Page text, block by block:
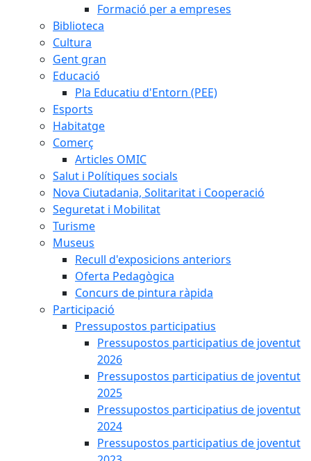
Formació per a empreses
Biblioteca
Cultura
Gent gran
Educació
Pla Educatiu d'Entorn (PEE)
Esports
Habitatge
Comerç
Articles OMIC
Salut i Polítiques socials
Nova Ciutadania, Solitaritat i Cooperació
Seguretat i Mobilitat
Turisme
Museus
Recull d'exposicions anteriors
Oferta Pedagògica
Concurs de pintura ràpida
Participació
Pressupostos participatius
Pressupostos participatius de joventut
2026
Pressupostos participatius de joventut
2025
Pressupostos participatius de joventut
2024
Pressupostos participatius de joventut